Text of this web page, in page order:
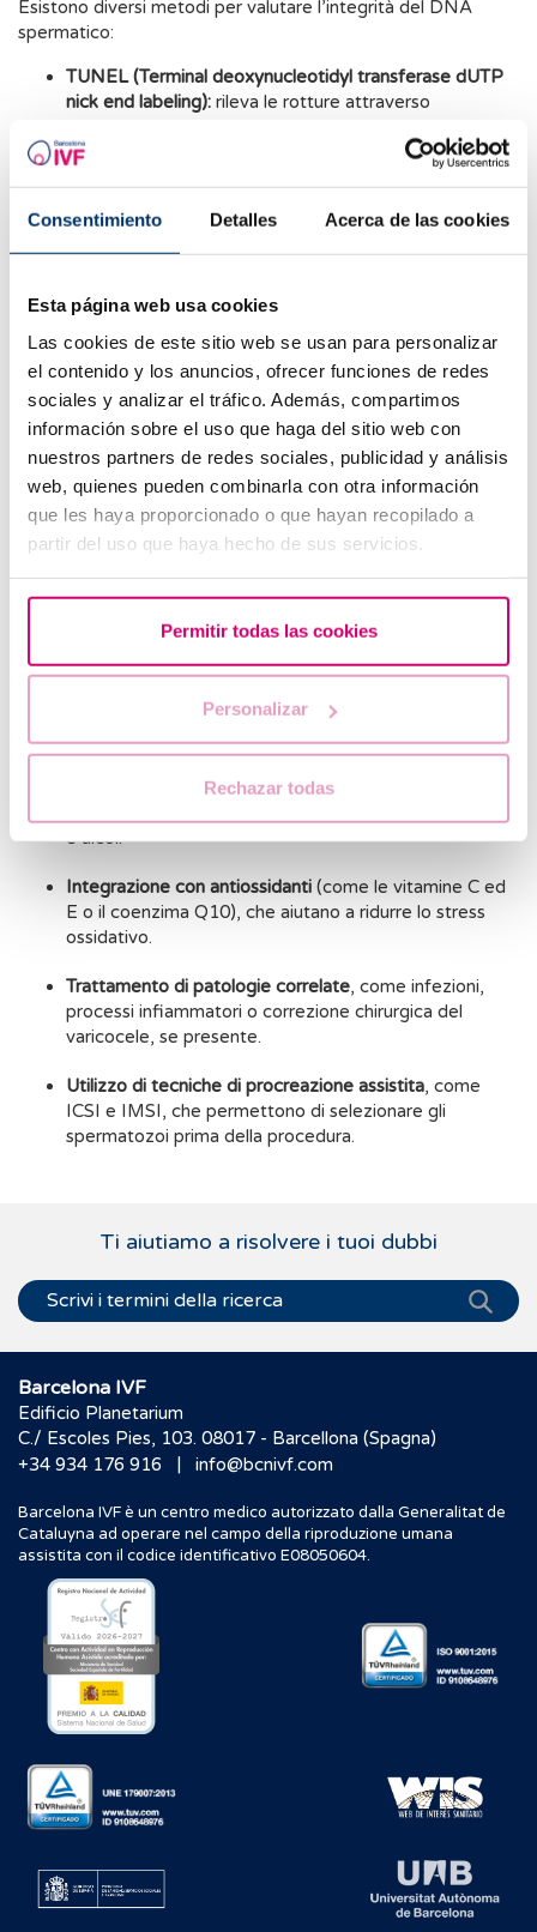
Consentimiento Detalles Acerca de las cookies
Esta página web usa cookies
Las cookies de este sitio web se usan para personalizar
el contenido y los anuncios, ofrecer funciones de redes
sociales y analizar el tráfico. Además, compartimos
información sobre el uso que haga del sitio web con
nuestros partners de redes sociales, publicidad y análisis
web, quienes pueden combinarla con otra información
que les haya proporcionado o que hayan recopilado a
partir del uso que haya hecho de sus servicios.
Permitir todas las cookies
Personalizar
Rechazar todas
Esistono diversi metodi per valutare l’integrità del DNA
spermatico:
TUNEL (Terminal deoxynucleotidyl transferase dUTP
nick end labeling): rileva le rotture attraverso
utilizza la
danneggiate.
di dispersione degli spermatozoi al microscopio.
COMET Assay:tecnica di analisi avanzata che
consente di rilevare e quantificare con precisione i
danni al DNA.
Cosa significa avere un alto livello di
frammentazione?
La frammentazione è direttamente correlata alla qualità del
seme, per cui un risultato elevato indica danni al materiale
genetico degli spermatozoi e, di conseguenza, bassa qualità.
È associata a una riduzione della fertilità naturale e a una
diminuzione dei tassi di successo nei trattamenti di
procreazione assistita.
Quali trattamenti o soluzioni esistono per ridurre la
frammentazione del DNA spermatico?
Cambiamenti nello stile di vita:seguire una dieta sana,
e alcol.
Integrazione con antiossidanti (come le vitamine C ed
E o il coenzima Q10), che aiutano a ridurre lo stress
ossidativo.
Trattamento di patologie correlate, come infezioni,
processi infiammatori o correzione chirurgica del
varicocele, se presente.
Utilizzo di tecniche di procreazione assistita, come
ICSI e IMSI, che permettono di selezionare gli
spermatozoi prima della procedura.
Ti aiutiamo a risolvere i tuoi dubbi
Barcelona IVF
Edificio Planetarium
C./ Escoles Pies, 103. 08017 - Barcellona (Spagna)
+34 934 176 916
| info@bcnivf.com
Barcelona IVF è un centro medico autorizzato dalla Generalitat de
Cataluyna ad operare nel campo della riproduzione umana
assistita con il codice identificativo E08050604.